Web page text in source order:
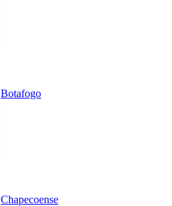
Botafogo
Chapecoense